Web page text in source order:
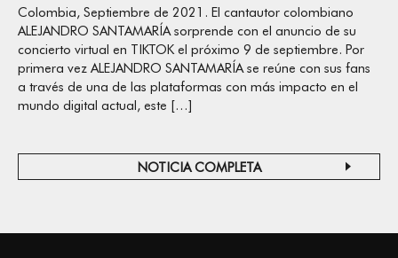
Colombia, Septiembre de 2021. El cantautor colombiano
ALEJANDRO SANTAMARÍA sorprende con el anuncio de su
concierto virtual en TIKTOK el próximo 9 de septiembre. Por
primera vez ALEJANDRO SANTAMARÍA se reúne con sus fans
a través de una de las plataformas con más impacto en el
mundo digital actual, este […]
NOTICIA COMPLETA